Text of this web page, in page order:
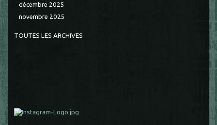
décembre 2025
novembre 2025
TOUTES LES ARCHIVES